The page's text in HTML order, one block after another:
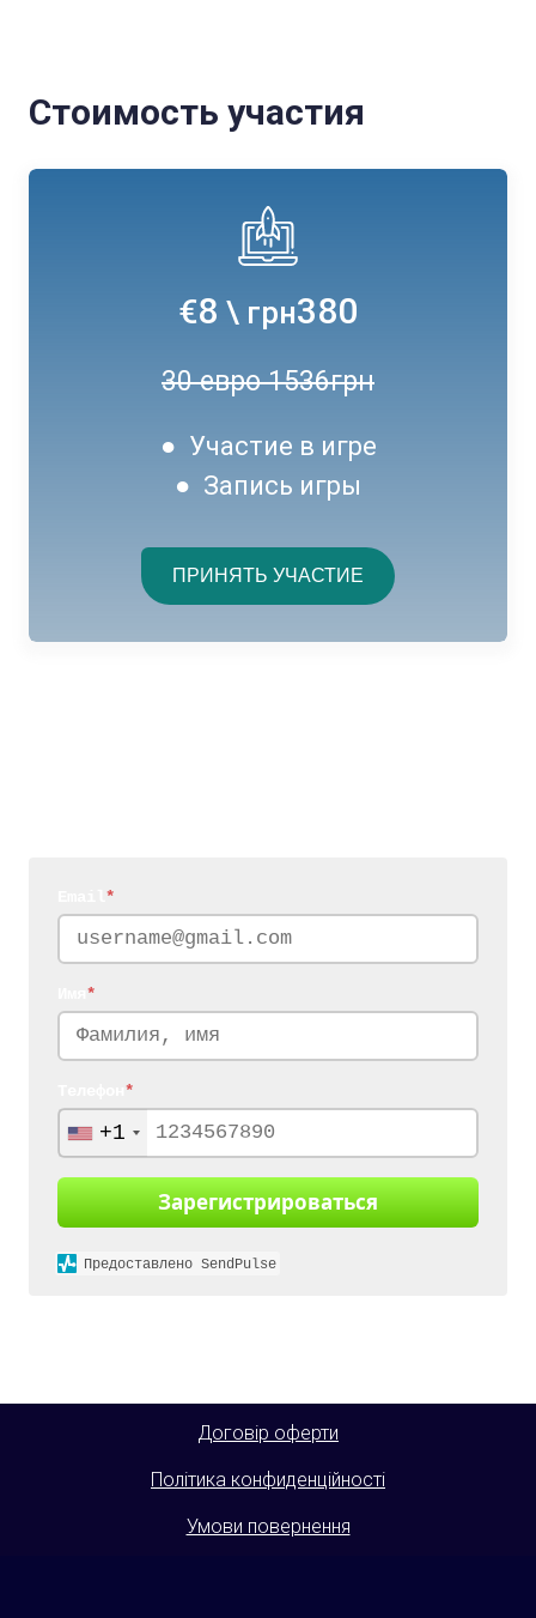
Стоимость участия
€8 \ грн380
30 евро 1536грн
● Участие в игре
● Запись игры
ПРИНЯТЬ УЧАСТИЕ
*
*
*
+1
Зарегистрироваться
Предоставлено SendPulse
Договір оферти
Політика конфиденційності
Умови повернення